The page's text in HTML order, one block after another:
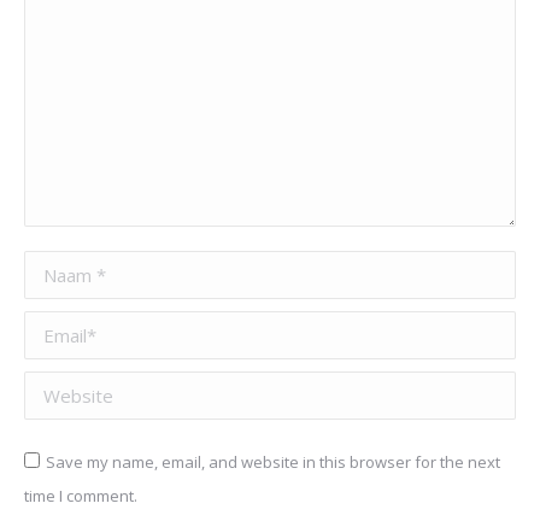
Naam *
Email *
Website
Save my name, email, and website in this browser for the next
time I comment.